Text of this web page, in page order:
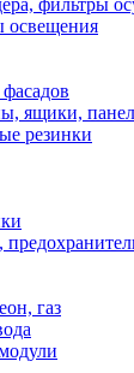
фильтры
освещения
ящики,
резинки
газ